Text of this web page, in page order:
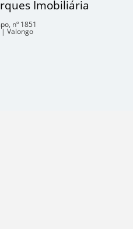
Imobiliária
nº 1851
| Valongo